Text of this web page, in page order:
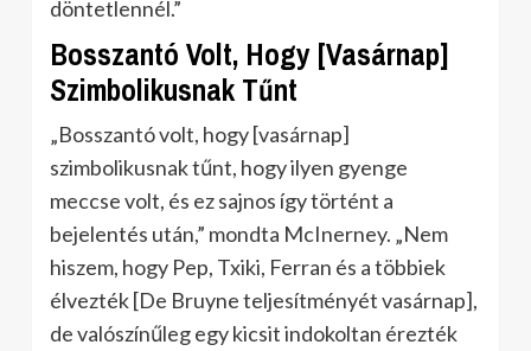
döntetlennél.”
Bosszantó Volt, Hogy [Vasárnap]
Szimbolikusnak Tűnt
„Bosszantó volt, hogy [vasárnap]
szimbolikusnak tűnt, hogy ilyen gyenge
meccse volt, és ez sajnos így történt a
bejelentés után,” mondta McInerney. „Nem
hiszem, hogy Pep, Txiki, Ferran és a többiek
élvezték [De Bruyne teljesítményét vasárnap],
de valószínűleg egy kicsit indokoltan érezték